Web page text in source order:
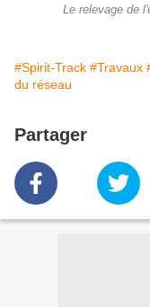
Le relevage de
#Spirit-Track #Travaux
du réseau
Partager